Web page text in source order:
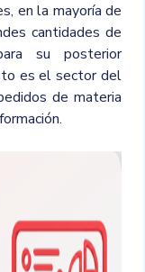
en la mayoría de
cantidades de
su posterior
es el sector del
de materia